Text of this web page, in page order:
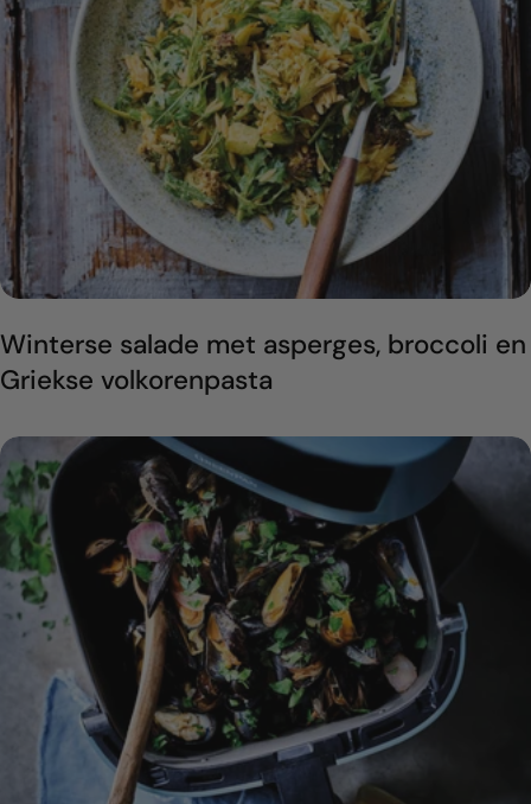
Winterse salade met asperges, broccoli en
Griekse volkorenpasta